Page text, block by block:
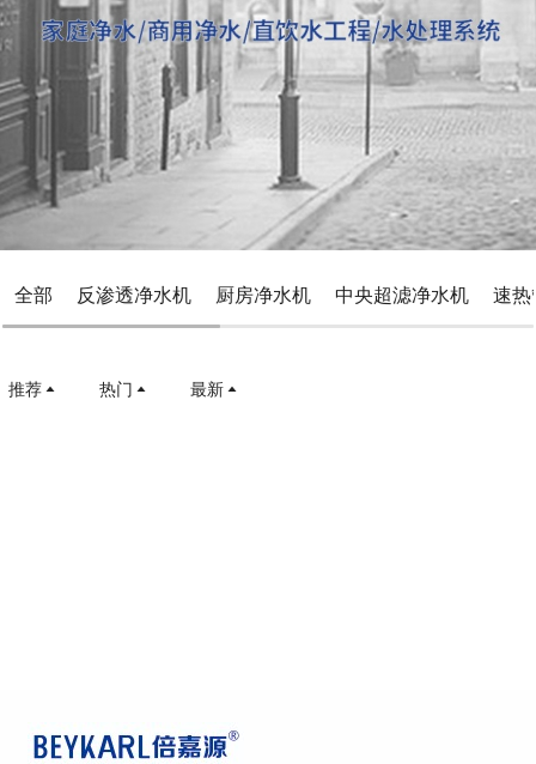
全部 反渗透净水机 厨房净水机 中央超滤净水机 速
推荐 热门 最新